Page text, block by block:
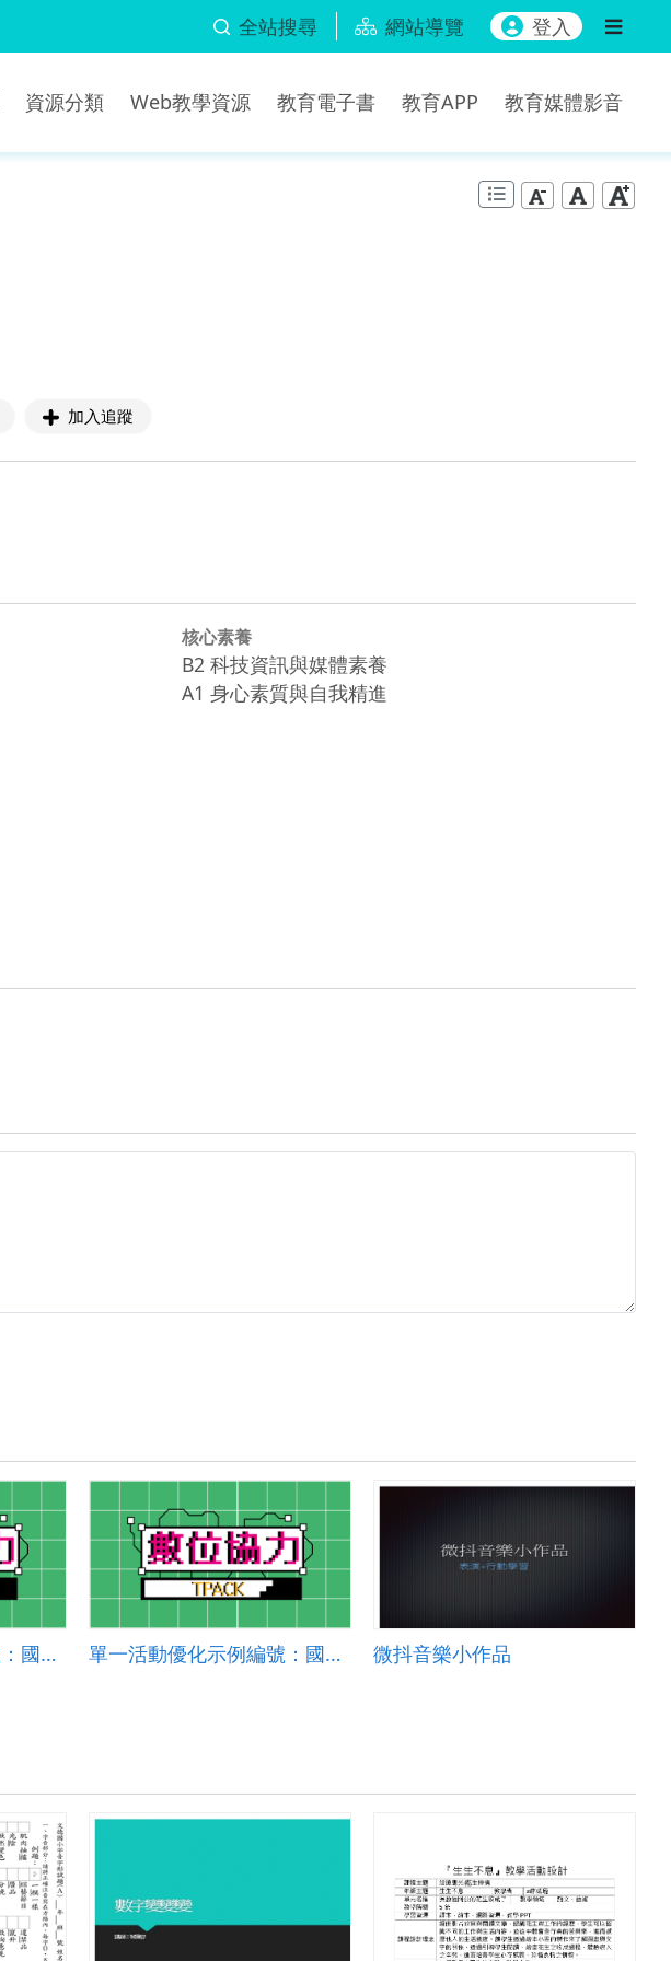
全站搜尋 網站導覽 登入
資源分類 Web教學資源 教育電子書 教育APP 教育媒體影音
加入追蹤
核心素養
B2 科技資訊與媒體素養
A1 身心素質與自我精進
單一活動創新示例編號：國小英語 2024-006 單一活動優化示例編號：國小國語MAPS 2024-003 微抖音樂小作品